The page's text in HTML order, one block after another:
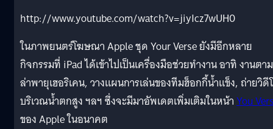
http://www.youtube.com/watch?v=jiyIcz7wUH0
ในภาพยนตร์โฆษณา Apple ชุด Your Verse ยังมีอีกหลาย
กิจกรรมที่ iPad ได้เข้าไปเป็นเครื่องมือช่วยทำงาน อาทิ งานตาม
ล่าพายุเฮอริเคน, วางแผนการเล่นของทีมฮ็อกกี้น้ำแข็ง, ถ่ายวิดี
บริเวณน้ำตกสูง ฯลฯ ซึ่งจะมีมาอัพเดตเพิ่มเติมในหน้าYou
ของ Apple ในอนาคต